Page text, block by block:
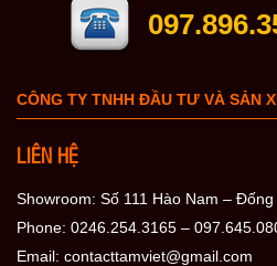
CÔNG TY TNHH ĐẦU TƯ VÀ SẢN
LIÊN HỆ
Showroom: Số 111 Hào Nam –
Phone: 0246.254.3165 –
Email: contacttamviet@gmail.com